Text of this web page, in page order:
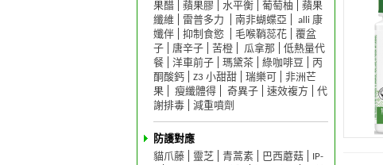
果醋
蘋果膠 水平衡 葡萄柚
蘋果
纖維
雷普多力 南非蝴蝶亞
alli 康
孅伴
抑制食慾 毛喉鞘蕊花
覆盆
子
唐辛子 苦橙 瓜拿那
低熱量代
餐
洋車前子 瑪黛茶 綠咖啡豆
丙
酮酸鈣
Z3 小甜甜 瑞樂可
非洲芒
果
瘦纖體得 奇異子 速效複方
代
謝排毒
減重噴劑
防護對應
貓爪藤
靈芝 青蒿素 巴西蘑菇
IP-